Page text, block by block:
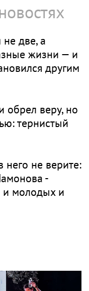
две, а
жизни — и
другим
обрел веру, но
тернистый
него не верите:
-
и молодых и